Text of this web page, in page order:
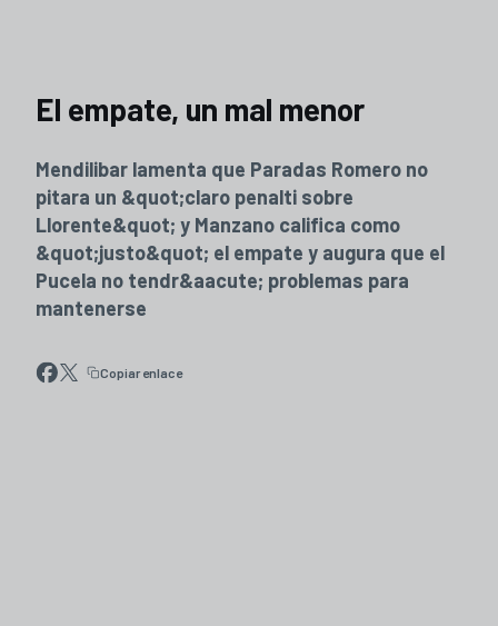
El empate, un mal menor
Mendilibar lamenta que Paradas Romero no
pitara un &quot;claro penalti sobre
Llorente&quot; y Manzano califica como
&quot;justo&quot; el empate y augura que el
Pucela no tendr&aacute; problemas para
mantenerse
Copiar enlace